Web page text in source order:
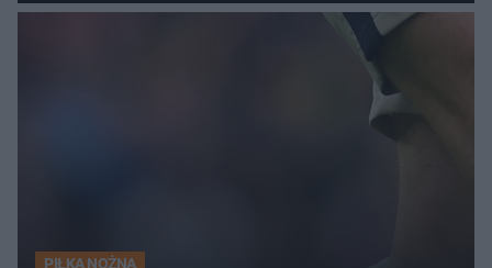
uciążliwe owady
PIŁKA NOŻNA